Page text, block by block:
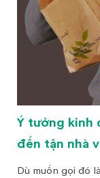
Ý tưởng kinh
đến tận nhà
Dù muốn gọi đó